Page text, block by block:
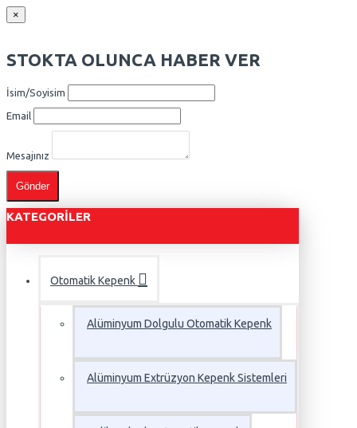
×
STOKTA OLUNCA HABER VER
İsim/Soyisim
Email
Mesajınız
Gönder
KATEGORILER
Otomatik Kepenk
Alüminyum Dolgulu Otomatik Kepenk
Alüminyum Extrüzyon Kepenk Sistemleri